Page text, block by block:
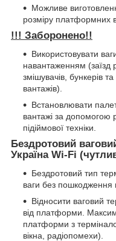
Можливе
розміру платформних
!!! Заборонено!!
Використовувати
навантаженням (заїзд
змішувачів, бункерів
вантажів).
Встановлювати
вантажі за допомогою
підіймової техніки.
Бездротовий
Україна Wi-Fi
Бездротовий тип
ваги без пошкодження
Відносити ваговий
від платформи.
платформи з
вікна, радіопомехи).